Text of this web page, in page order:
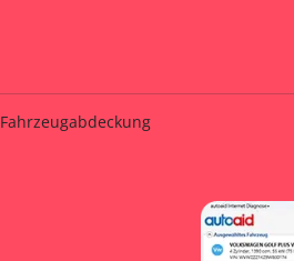
Fahrzeugabdeckung